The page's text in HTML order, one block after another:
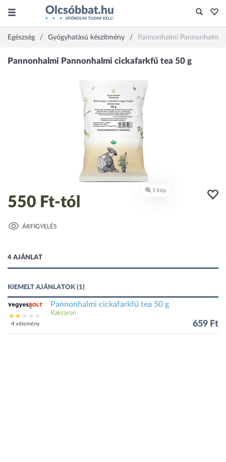
Egészség Gyógyhatású készítmény Pannonhalmi Pannonhalmi
550 Ft-tól
ÁRFIGYELÉS
4 AJÁNLAT
KIEMELT AJÁNLATOK (1)
4 vélemény
Pannonhalmi cickafarkfű tea 50 g
Raktáron
659 Ft